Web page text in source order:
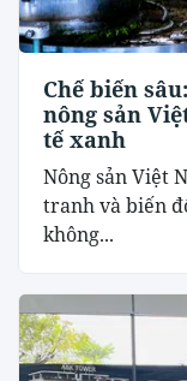
Chế biến
nông sản
tế xanh
Nông sản Việt
tranh và biến
không...